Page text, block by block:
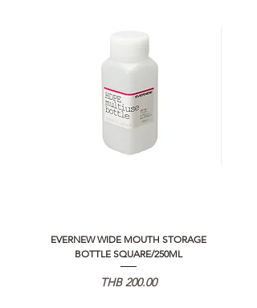
EVERNEW WIDE MOUTH STORAGE
BOTTLE SQUARE/250ML
Price
THB 200.00